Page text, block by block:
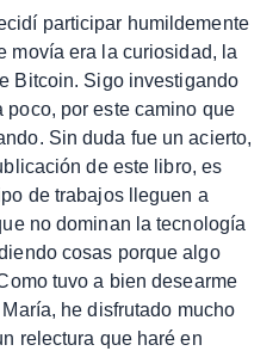
participar humildemente
movía era la curiosidad, la
Bitcoin. Sigo investigando
poco, por este camino que
Sin duda fue un acierto,
de este libro, es
de trabajos lleguen a
no dominan la tecnología
cosas porque algo
tuvo a bien desearme
he disfrutado mucho
relectura que haré en